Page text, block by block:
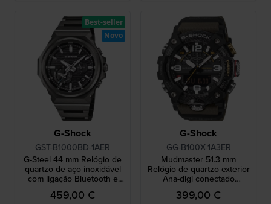
G-Shock
GST-B1000BD-1AER
G-Steel 44 mm Relógio de
quartzo de aço inoxidável
com ligação Bluetooth e
alimentado a energia solar
459,00 €
Best-seller
Novo
G-Shock
GG-B100X-1A3ER
Mudmaster 51.3 mm
Relógio de quartzo exterior
Ana-digi conectado
resistente à lama
399,00 €